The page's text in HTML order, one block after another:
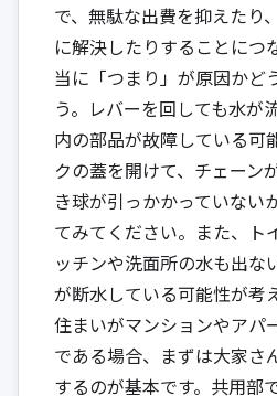
で、無駄な出費を抑えたり
に解決したりすることにつ
当に「つまり」が原因かど
う。レバーを回しても水が
内の部品が故障している可
クの蓋を開けて、チェーン
き球が引っかかっていない
てみてください。また、ト
ッチンや洗面所の水も出な
が断水している可能性が考
住まいがマンションやアパ
である場合、まずは大家さ
するのが基本です。共用部